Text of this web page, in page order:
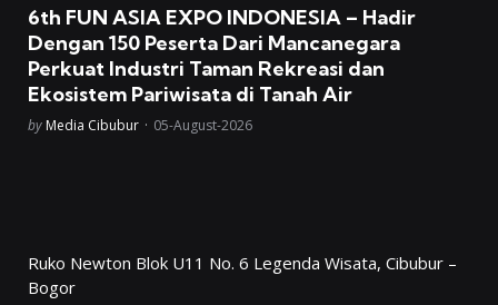
6th FUN ASIA EXPO INDONESIA – Hadir
Dengan 150 Peserta Dari Mancanegara
Perkuat Industri Taman Rekreasi dan
Ekosistem Pariwisata di Tanah Air
Posted
by Media Cibubur 05-August-2026
Ruko Newton Blok U11 No. 6 Legenda Wisata, Cibubur –
Bogor